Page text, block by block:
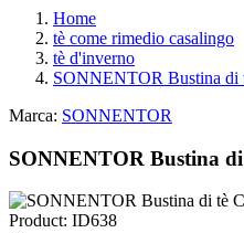
Home
tè come rimedio casalingo
tè d'inverno
SONNENTOR Bustina di
Marca: SONNENTOR
SONNENTOR Bustina
Product: ID638